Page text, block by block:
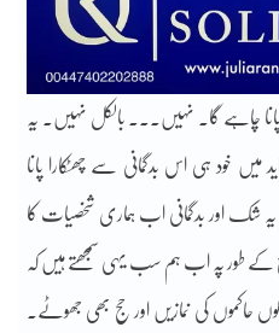
چاہے گا۔ نہیں۔۔۔ بالکل نہیں۔ یہ
خود ہی اس بدگمانی سے چھٹکارا پانا
یہ شک اور بدگمانی اب ہماری شخصیات کا
طور پہ اب ہم سب یہی سمجھتے ہیں کہ
حاکموں کی نمازیں اور حج بھی جھوٹے۔